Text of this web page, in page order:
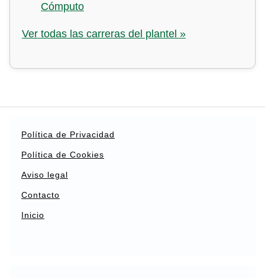
Cómputo
Ver todas las carreras del plantel »
Política de Privacidad
Política de Cookies
Aviso legal
Contacto
Inicio